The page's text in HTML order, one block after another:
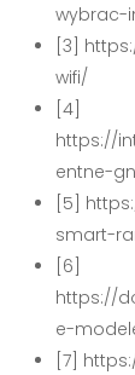
wybrac-
[3]
wifi/
[4]
https://
entne-
[5]
smart-
[6]
https://
e-
[7]